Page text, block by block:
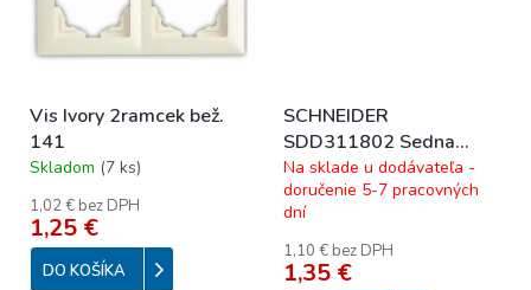
Vis Ivory 2ramcek bež.
141
Skladom (7 ks)
1,02 € bez DPH
1,25 €
DO KOŠÍKA
SCHNEIDER
SDD311802 Sedna
Rámček dvojnásobný,
Biela
Na sklade u dodávateľa -
doručenie 5-7 pracovných
dní
1,10 € bez DPH
1,35 €